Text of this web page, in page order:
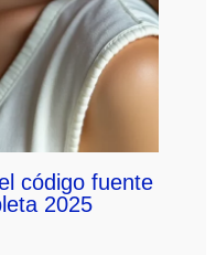
código fuente
2025